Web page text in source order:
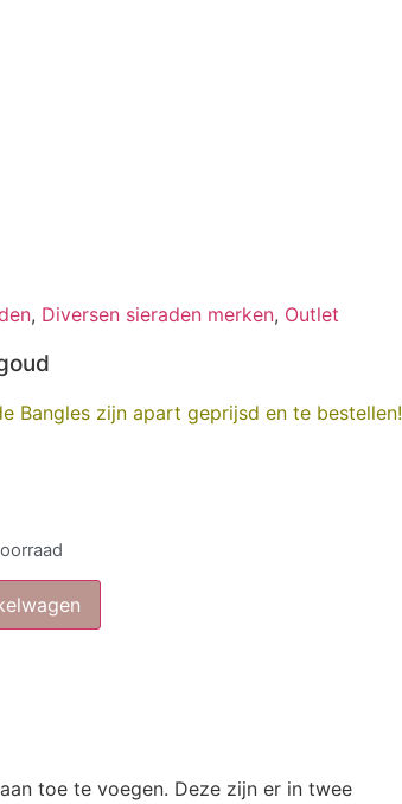
, Diversen sieraden merken, Outlet
Bangles zijn apart geprijsd en te bestellen!
toe te voegen. Deze zijn er in twee